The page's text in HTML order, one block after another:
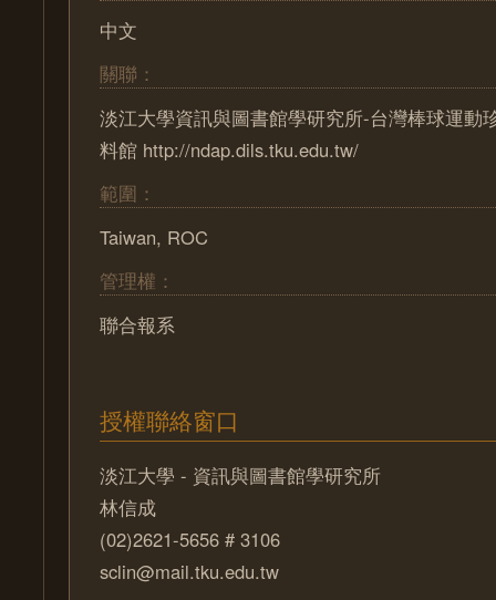
中文
關聯：
淡江大學資訊與圖書館學研究所-台灣棒球運動
料館 http://ndap.dils.tku.edu.tw/
範圍：
Taiwan, ROC
管理權：
聯合報系
授權聯絡窗口
淡江大學 - 資訊與圖書館學研究所
林信成
(02)2621-5656 # 3106
sclin@mail.tku.edu.tw